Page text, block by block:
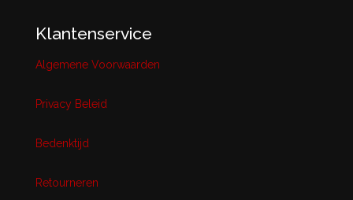
Klantenservice
Algemene Voorwaarden
Privacy Beleid
Bedenktijd
Retourneren